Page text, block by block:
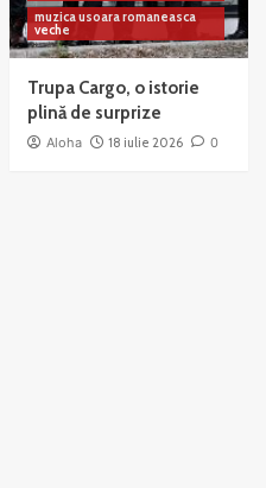
muzica usoara romaneasca
veche
Trupa Cargo, o istorie
plină de surprize
Aloha 18 iulie 2026 0